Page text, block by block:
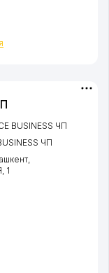
BUSINESS ЧП
ЧП
,
, 1